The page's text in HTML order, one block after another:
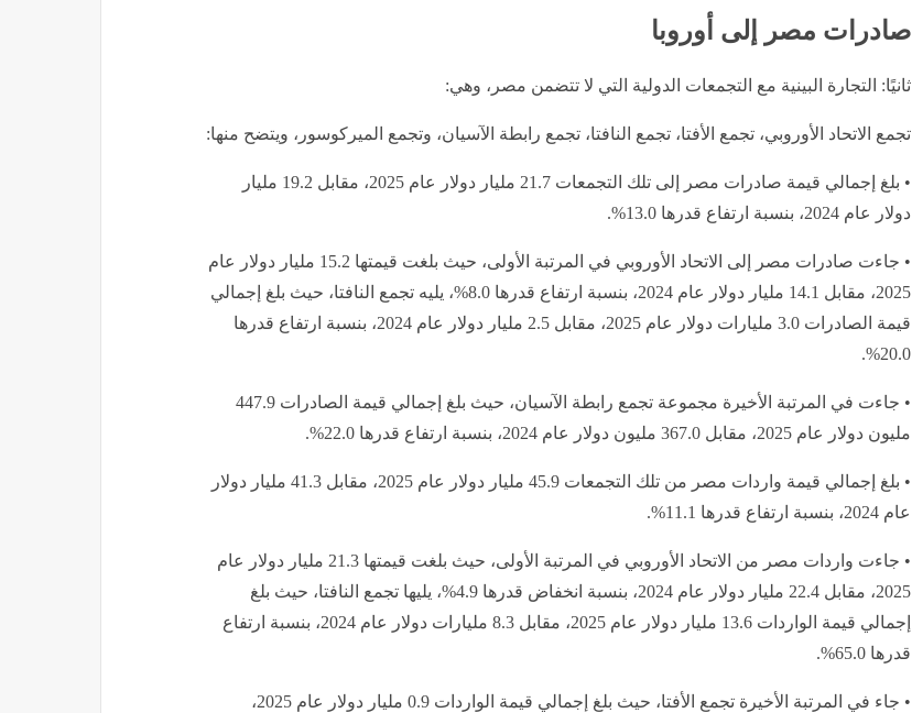
صادرات مصر إلى أوروبا
ثانيًا: التجارة البينية مع التجمعات الدولية التي لا تتضمن مصر، وهي:
تجمع الاتحاد الأوروبي، تجمع الأفتا، تجمع النافتا، تجمع رابطة الآسيان، وتجمع الميركوسور، ويتضح منها:
• بلغ إجمالي قيمة صادرات مصر إلى تلك التجمعات 21.7 مليار دولار عام 2025، مقابل 19.2 مليار
دولار عام 2024، بنسبة ارتفاع قدرها 13.0%.
• جاءت صادرات مصر إلى الاتحاد الأوروبي في المرتبة الأولى، حيث بلغت قيمتها 15.2 مليار دولار عام
2025، مقابل 14.1 مليار دولار عام 2024، بنسبة ارتفاع قدرها 8.0%، يليه تجمع النافتا، حيث بلغ إجمالي
قيمة الصادرات 3.0 مليارات دولار عام 2025، مقابل 2.5 مليار دولار عام 2024، بنسبة ارتفاع قدرها
20.0%.
• جاءت في المرتبة الأخيرة مجموعة تجمع رابطة الآسيان، حيث بلغ إجمالي قيمة الصادرات 447.9
مليون دولار عام 2025، مقابل 367.0 مليون دولار عام 2024، بنسبة ارتفاع قدرها 22.0%.
• بلغ إجمالي قيمة واردات مصر من تلك التجمعات 45.9 مليار دولار عام 2025، مقابل 41.3 مليار دولار
عام 2024، بنسبة ارتفاع قدرها 11.1%.
• جاءت واردات مصر من الاتحاد الأوروبي في المرتبة الأولى، حيث بلغت قيمتها 21.3 مليار دولار عام
2025، مقابل 22.4 مليار دولار عام 2024، بنسبة انخفاض قدرها 4.9%، يليها تجمع النافتا، حيث بلغ
إجمالي قيمة الواردات 13.6 مليار دولار عام 2025، مقابل 8.3 مليارات دولار عام 2024، بنسبة ارتفاع
قدرها 65.0%.
• جاء في المرتبة الأخيرة تجمع الأفتا، حيث بلغ إجمالي قيمة الواردات 0.9 مليار دولار عام 2025،